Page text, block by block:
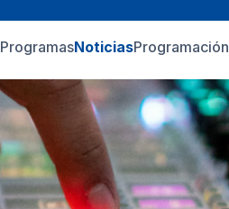
ProgramasNoticiasProgramación